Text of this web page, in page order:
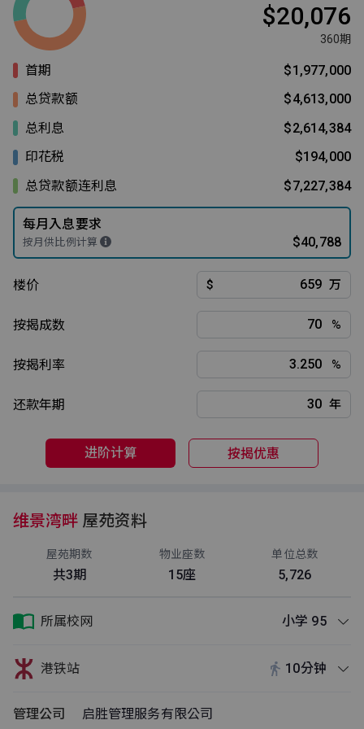
$20,076
360期
首期
$1,977,000
总贷款额
$4,613,000
总利息
$2,614,384
印花税
$194,000
总贷款额连利息
$7,227,384
每月入息要求
按月供比例计算 $40,788
楼价 $ 万
按揭成数 %
按揭利率 %
还款年期 年
进阶计算 按揭优惠
维景湾畔 屋苑资料
屋苑期数
共3期
物业座数
15座
单位总数
5,726
所属校网 小学 95
港铁站 10分钟
管理公司
启胜管理服务有限公司